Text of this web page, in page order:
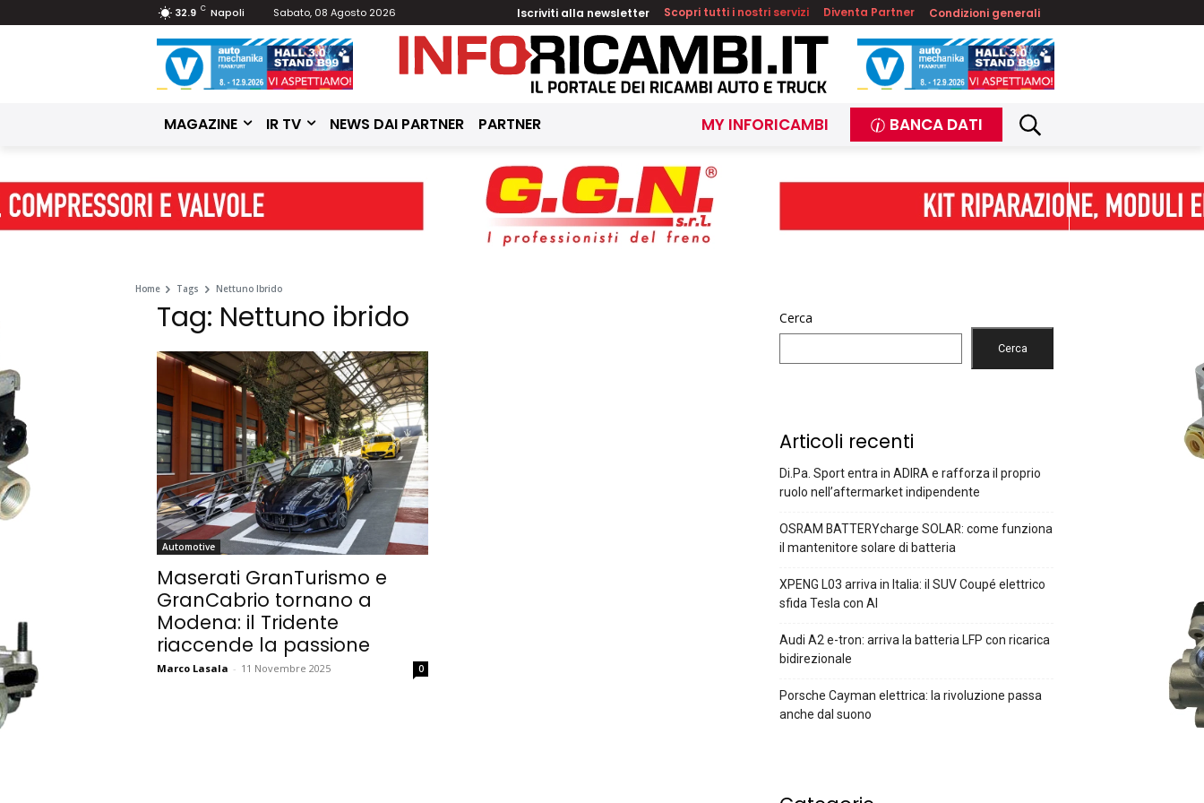
32.9 C Napoli Sabato, 08 Agosto 2026 Iscriviti alla newsletter Scopri tutti i nostri servizi Diventa Partner Condizioni generali
MAGAZINE IR TV NEWS DAI PARTNER PARTNER MY INFORICAMBI BANCA DATI
Home Tags Nettuno Ibrido
Tag: Nettuno ibrido
Automotive
Maserati GranTurismo e
GranCabrio tornano a
Modena: il Tridente
riaccende la passione
Marco Lasala - 11 Novembre 2025 0
Cerca
Cerca
Articoli recenti
Di.Pa. Sport entra in ADIRA e rafforza il proprio
ruolo nell’aftermarket indipendente
OSRAM BATTERYcharge SOLAR: come funziona
il mantenitore solare di batteria
XPENG L03 arriva in Italia: il SUV Coupé elettrico
sfida Tesla con AI
Audi A2 e-tron: arriva la batteria LFP con ricarica
bidirezionale
Porsche Cayman elettrica: la rivoluzione passa
anche dal suono